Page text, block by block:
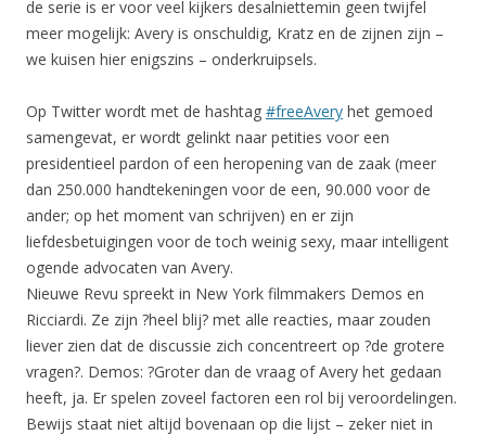
de serie is er voor veel kijkers desalniettemin geen twijfel
meer mogelijk: Avery is onschuldig, Kratz en de zijnen zijn –
we kuisen hier enigszins – onderkruipsels.
Op Twitter wordt met de hashtag #freeAvery het gemoed
samengevat, er wordt gelinkt naar petities voor een
presidentieel pardon of een heropening van de zaak (meer
dan 250.000 handtekeningen voor de een, 90.000 voor de
ander; op het moment van schrijven) en er zijn
liefdesbetuigingen voor de toch weinig sexy, maar intelligent
ogende advocaten van Avery.
Nieuwe Revu spreekt in New York filmmakers Demos en
Ricciardi. Ze zijn ?heel blij? met alle reacties, maar zouden
liever zien dat de discussie zich concentreert op ?de grotere
vragen?. Demos: ?Groter dan de vraag of Avery het gedaan
heeft, ja. Er spelen zoveel factoren een rol bij veroordelingen.
Bewijs staat niet altijd bovenaan op die lijst – zeker niet in